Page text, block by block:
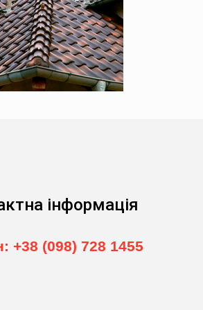
інформація
+38 (098) 728 1455